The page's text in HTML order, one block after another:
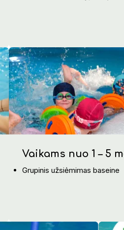
Vaikams nuo 1 – 5
Grupinis užsiėmimas baseine